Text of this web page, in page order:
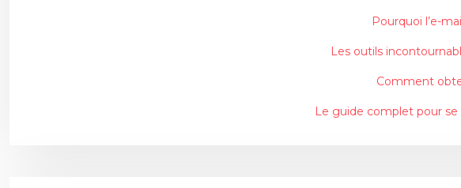
Pourquoi l’e-
Les outils
Comment
Le guide complet pour